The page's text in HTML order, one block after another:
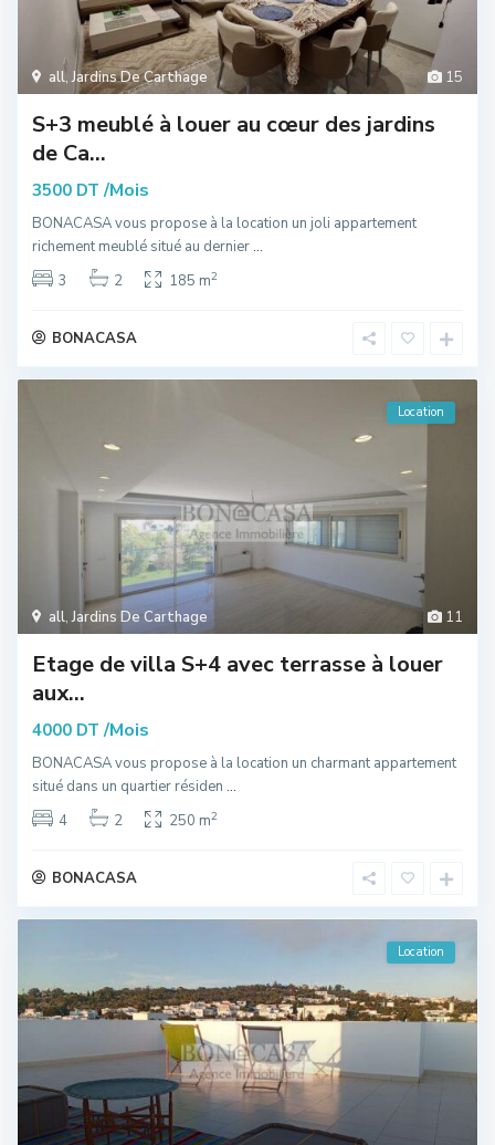
15
all,Jardins De Carthage
S+3 meublé à louer au cœur des jardins
de Ca...
3500 DT/Mois
BONACASA vous propose à la location un joli appartement
richement meublé situé au dernier...
3
2 185 m2
BONACASA
11
all,Jardins De Carthage
Location
Etage de villa S+4 avec terrasse à louer
aux...
4000 DT/Mois
BONACASA vous propose à la location un charmant appartement
situé dans un quartier résiden ...
4
2 250 m2
BONACASA
Location